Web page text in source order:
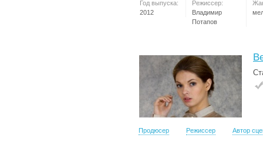
Год выпуска:
2012
Режиссер:
Владимир
Потапов
Продюсер Режиссер Автор